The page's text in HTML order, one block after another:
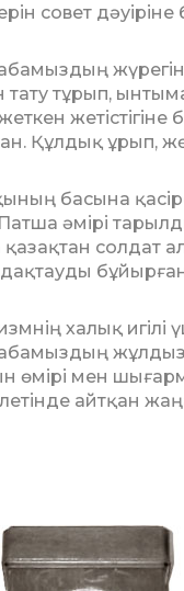
совет
жүрегін
тату тұрып,
Құлдық ұрып,
басына
әмірі
солдат
халық игілі
өмірі мен
айт­қан